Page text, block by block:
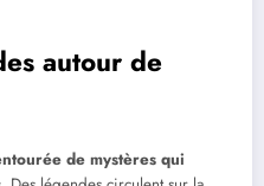
autour de
de mystères qui